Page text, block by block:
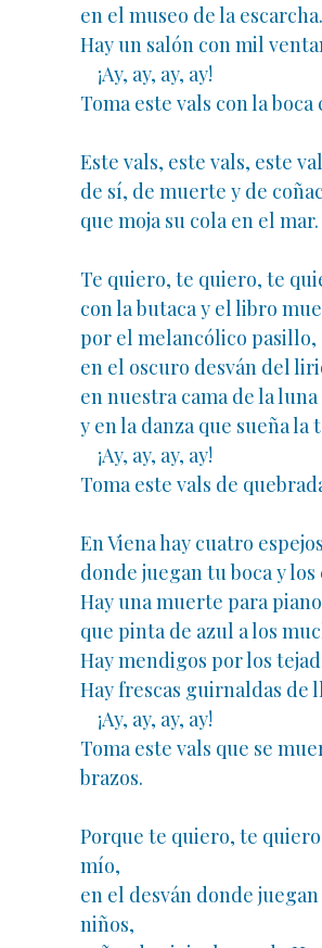
en el museo de la escarcha.
Hay un salón con mil
¡Ay, ay, ay, ay!
Toma este vals con la boca
Este vals, este vals, este
de sí, de muerte y de coñac
que moja su cola en el mar.
Te quiero, te quiero, te
con la butaca y el libro
por el melancólico pasillo,
en el oscuro desván del
en nuestra cama de la luna
y en la danza que sueña la
¡Ay, ay, ay, ay!
Toma este vals de
En Viena hay cuatro espejos
donde juegan tu boca y los
Hay una muerte para piano
que pinta de azul a los
Hay mendigos por los
Hay frescas guirnaldas de
¡Ay, ay, ay, ay!
Toma este vals que se
brazos.
Porque te quiero, te
mío,
en el desván donde juegan
niños,